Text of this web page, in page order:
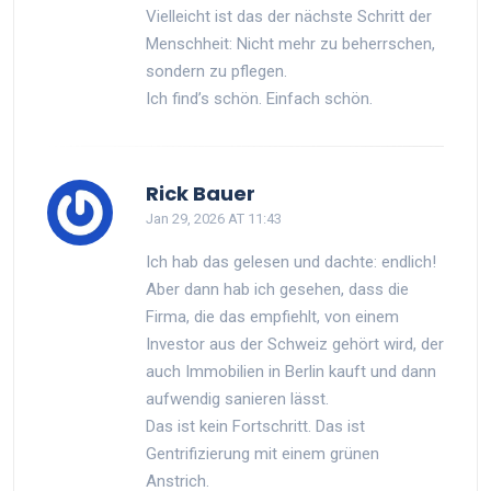
Vielleicht ist das der nächste Schritt der
Menschheit: Nicht mehr zu beherrschen,
sondern zu pflegen.
Ich find’s schön. Einfach schön.
Rick Bauer
Jan 29, 2026 AT 11:43
Ich hab das gelesen und dachte: endlich!
Aber dann hab ich gesehen, dass die
Firma, die das empfiehlt, von einem
Investor aus der Schweiz gehört wird, der
auch Immobilien in Berlin kauft und dann
aufwendig sanieren lässt.
Das ist kein Fortschritt. Das ist
Gentrifizierung mit einem grünen
Anstrich.